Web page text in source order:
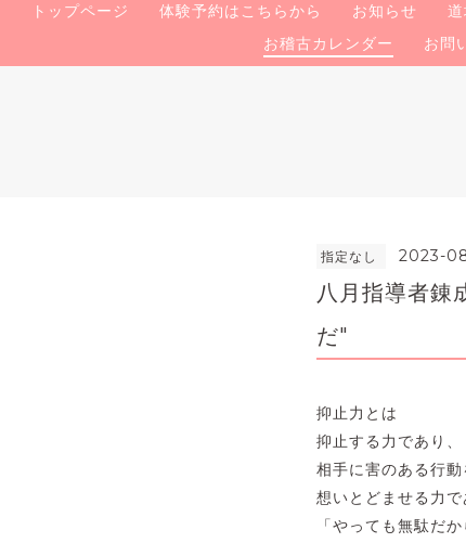
トップページ 体験予約はこちらから お知らせ
お稽古カレンダー
お問
指定なし 2023-
八月指導者
だ"
抑止力とは
抑止する力であり、
相手に害のある行動
想いとどませる力で
「やっても無駄だ